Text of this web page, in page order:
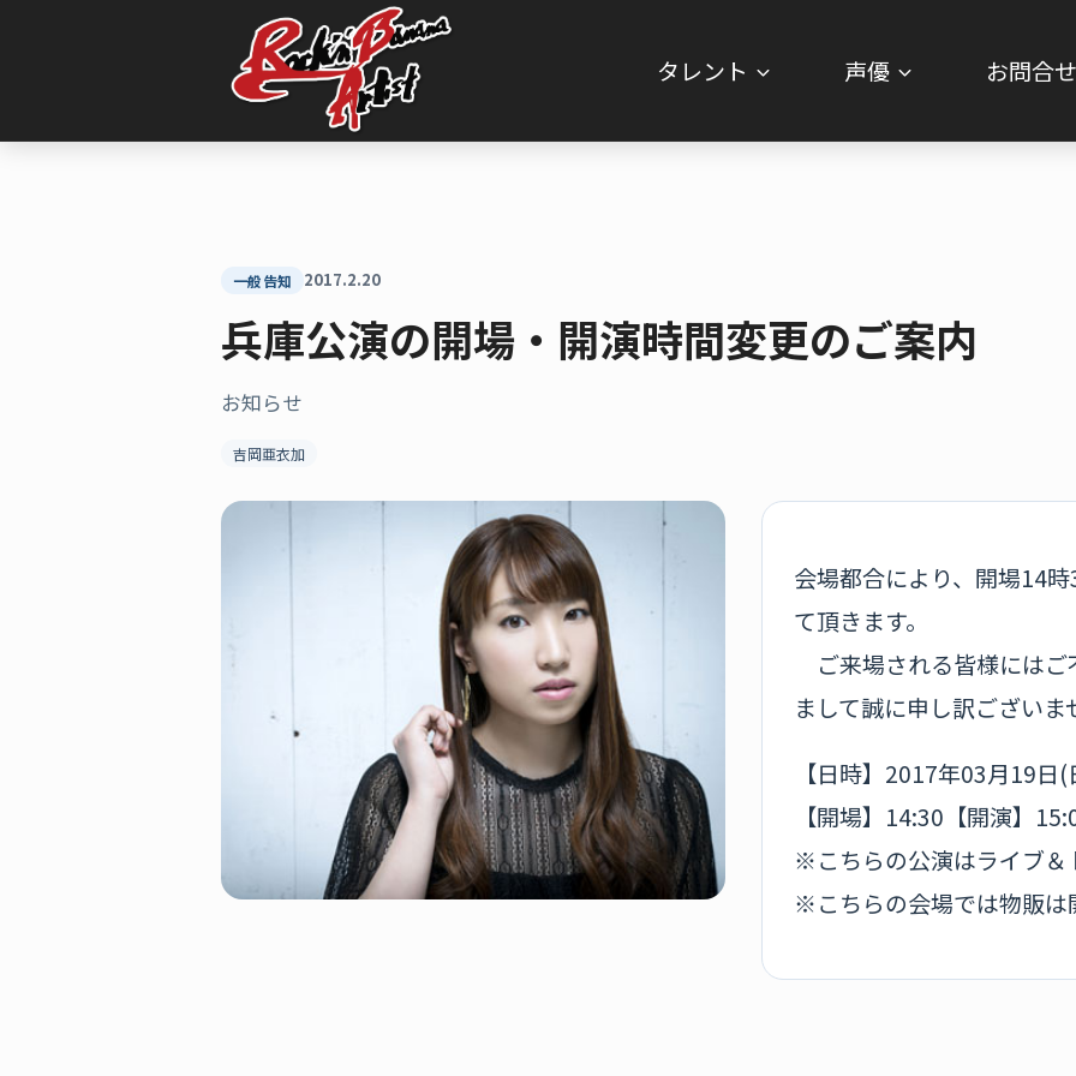
ッ
タレント 声優 お問合せ
一般告知 2017.2.20
兵庫公演の開場・開演時間変更のご案内
お知らせ
吉岡亜衣加
会場都合により、開場14
て頂きます。
ご来場される皆様にはご
まして誠に申し訳ございま
【日時】2017年03月19日(
【開場】14:30【開演】
※こちらの公演はライブ＆
※こちらの会場では物販は